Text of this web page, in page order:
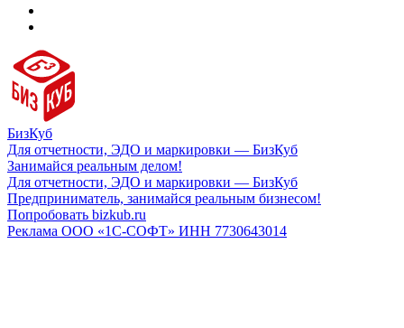
БизКуб
Для отчетности, ЭДО и маркировки — БизКуб
Занимайся реальным делом!
Для отчетности, ЭДО и маркировки — БизКуб
Предприниматель, занимайся реальным бизнесом!
Попробовать bizkub.ru
Реклама ООО «1С-СОФТ» ИНН 7730643014